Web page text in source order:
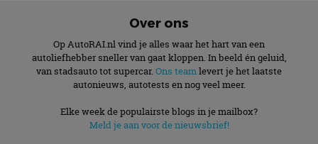
Over ons
Op AutoRAI.nl vind je alles waar het hart van een
autoliefhebber sneller van gaat kloppen. In beeld én geluid,
van stadsauto tot supercar. Ons teamlevert je het laatste
autonieuws, autotests en nog veel meer.
Elke week de populairste blogs in je mailbox?
Meld je aan voor de nieuwsbrief!